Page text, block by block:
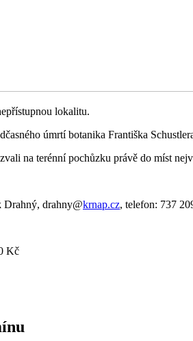
lokalitu.
úmrtí botanika Františka
na terénní pochůzku právě do míst
Drahný, drahny@krnap.cz, telefon: 737
Kč